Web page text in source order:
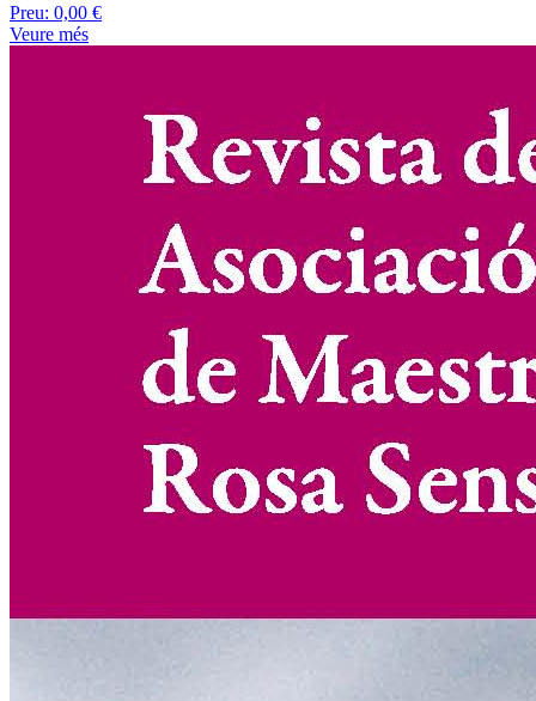
Preu: 0,00 €
Veure més